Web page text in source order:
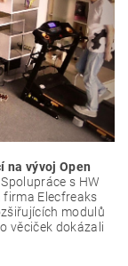
na vývoj Open
s HW
Elecfreaks
modulů
věciček dokázali